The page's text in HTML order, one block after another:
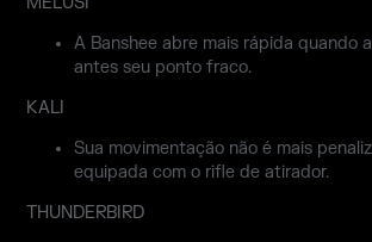
A Banshee abre mais rápida quando
antes seu ponto fraco.
KALI
Sua movimentação não é mais
equipada com o rifle de atirador.
THUNDERBIRD